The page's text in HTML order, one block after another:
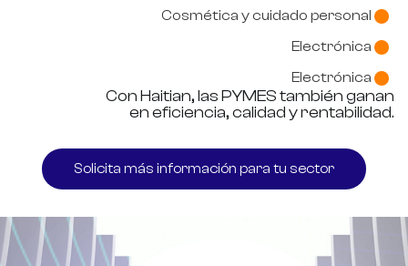
Cosmética y cuidado personal
Electrónica
Electrónica
Con Haitian, las PYMES también ganan
en eficiencia, calidad y rentabilidad.
Solicita más información para tu sector